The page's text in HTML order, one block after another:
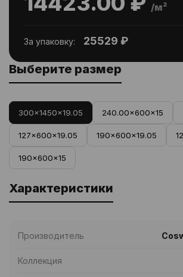
/м²
За упаковку: 25529 ₽
Выберите размер
300x1450x19.05 240.00x600x15
127x600x19.05 190x600x19.05
190x600x15
Характеристики
Производитель
Коллекция